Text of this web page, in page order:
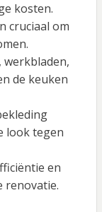
kosten.
cruciaal om
de keuken
look tegen
en
renovatie.